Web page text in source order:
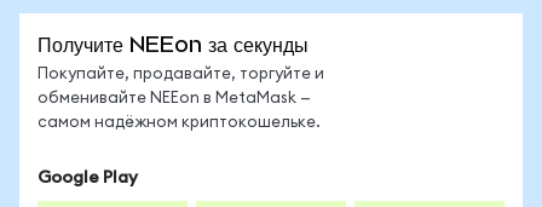
Получите NEEon за секунды
Покупайте, продавайте, торгуйте и
обменивайте NEEon в MetaMask —
самом надёжном криптокошельке.
Google Play